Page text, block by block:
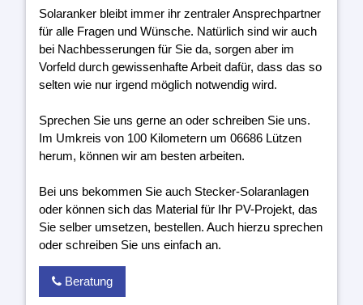
Solaranker bleibt immer ihr zentraler Ansprechpartner
für alle Fragen und Wünsche. Natürlich sind wir auch
bei Nachbesserungen für Sie da, sorgen aber im
Vorfeld durch gewissenhafte Arbeit dafür, dass das so
selten wie nur irgend möglich notwendig wird.
Sprechen Sie uns gerne an oder schreiben Sie uns.
Im Umkreis von 100 Kilometern um 06686 Lützen
herum, können wir am besten arbeiten.
Bei uns bekommen Sie auch Stecker-Solaranlagen
oder können sich das Material für Ihr PV-Projekt, das
Sie selber umsetzen, bestellen. Auch hierzu sprechen
oder schreiben Sie uns einfach an.
Beratung